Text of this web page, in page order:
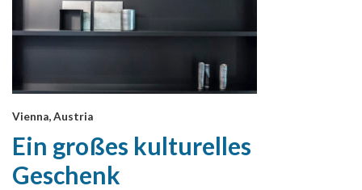
Vienna, Austria
Ein großes kulturelles
Geschenk